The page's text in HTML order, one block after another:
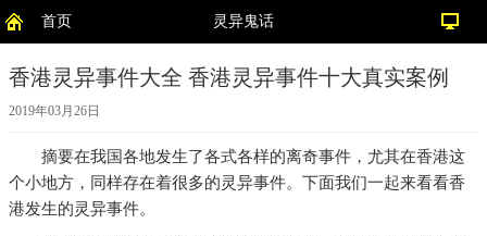
首页 灵异鬼话
香港灵异事件大全 香港灵异事件十大真实案例
2019年03月26日
摘要在我国各地发生了各式各样的离奇事件，尤其在香港这
个小地方，同样存在着很多的灵异事件。下面我们一起来看看香
港发生的灵异事件。